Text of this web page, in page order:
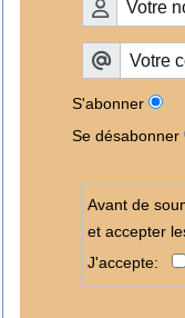
S'abonner
Se désabonner
Avant de
et accepter
J'accepte: